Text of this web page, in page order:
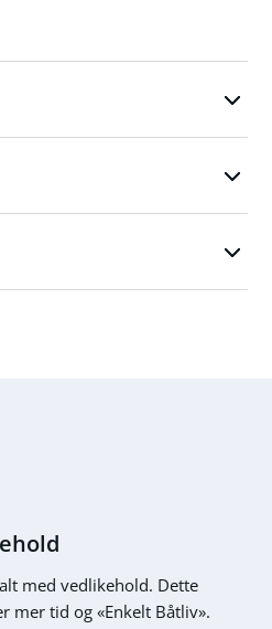
med vedlikehold. Dette
mer tid og «Enkelt Båtliv».